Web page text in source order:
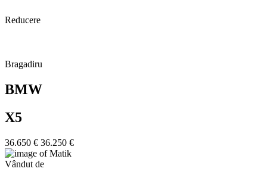
Reducere
Bragadiru
BMW
X5
36.650 € 36.250 €
Vândut de